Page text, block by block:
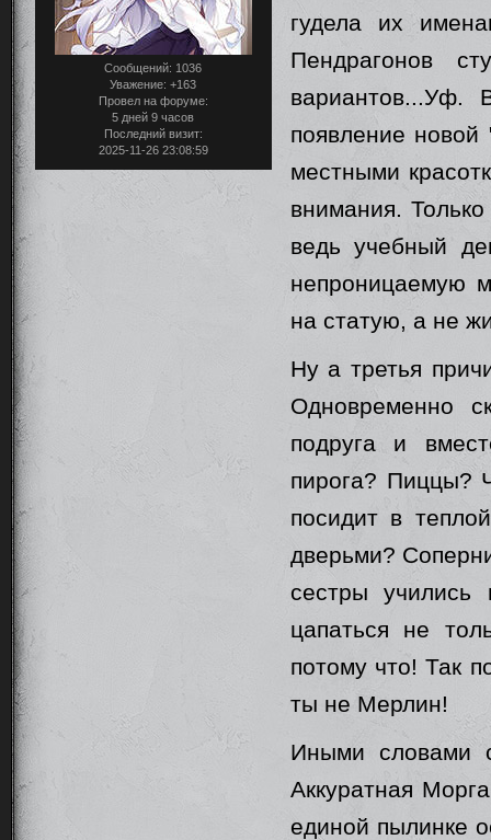
Сообщений: 1036
Уважение: +163
Провел на форуме:
5 дней 9 часов
Последний визит:
2025-11-26 23:08:59
гудела их
Пендрагонов
вариантов...Уф.
появление новой
местными
внимания.
ведь учебный
непроницаемую
на статую, а не
Ну а третья
Одновременно
подруга и
пирога? Пиццы?
посидит в
дверьми?
сестры
цапаться не
потому что! Так
ты не Мерлин!
Иными словами
Аккуратная
единой пылинке